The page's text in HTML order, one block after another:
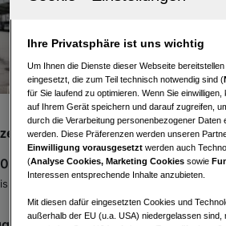
Bestlage
Ihre Privatsphäre ist uns wichtig
Um Ihnen die Dienste dieser Webseite
eingesetzt, die zum Teil technisch notwendig sind (
für Sie laufend zu optimieren. Wenn Sie
auf Ihrem Gerät speichern und darauf zugreifen,
durch die Verarbeitung personenbezogener
werden. Diese Präferenzen werden unseren
Einwilligung vorausgesetzt werden auch
(Analyse Cookies, Marketing Cookies sowie
Interessen entsprechende Inhalte anzubieten.
Mit diesen dafür eingesetzten Cookies und
außerhalb der EU (u.a. USA) niedergelassen